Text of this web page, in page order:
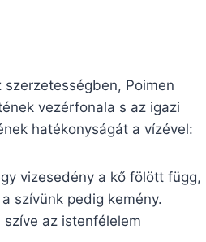
Poimen
vezérfonala s az igazi
hatékonyságát a vízével:
vizesedény a kő fölött függ,
szívünk pedig kemény.
az istenfélelem